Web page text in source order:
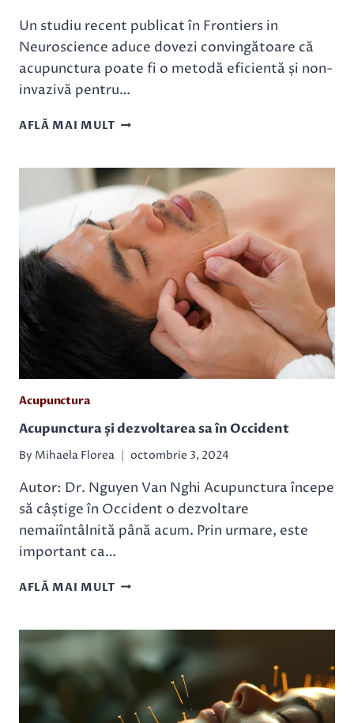
Un studiu recent publicat în Frontiers in
Neuroscience aduce dovezi convingătoare că
acupunctura poate fi o metodă eficientă și non-
invazivă pentru…
AFLĂ MAI MULTACUPUNCTURA
PORȚI
STIMULEAZĂ
CONEXIUNEA
CEREBRALĂ
LA
PACIENȚII
CU
ALZHEIMER
Acupunctura
Acupunctura și dezvoltarea sa în Occident
By Mihaela Florea octombrie 3, 2024
Autor: Dr. Nguyen Van Nghi Acupunctura începe
să câștige în Occident o dezvoltare
nemaiîntâlnită până acum. Prin urmare, este
important ca…
AFLĂ MAI MULTACUPUNCTURA
SA
OCCIDENT